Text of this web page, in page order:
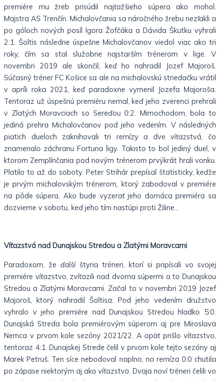
premiére mu žreb prisúdil najťažšieho súpera ako mohol.
Majstra AS Trenčín. Michalovčania sa náročného žrebu nezľakli a
po góloch nových posíl Igora Žofčáka a Dávida Škutku vyhrali
2:1. Šoltis následne úspešne Michalovčanov viedol viac ako tri
roky, čím sa stal služobne najstarším trénerom v lige. V
novembri 2019 ale skončil, keď ho nahradil Jozef Majoroš.
Súčasný tréner FC Košice sa ale na michalovskú striedačku vrátil
v apríli roka 2021, keď paradoxne vymenil Jozefa Majoroša.
Tentoraz už úspešnú premiéru nemal, keď jeho zverenci prehrali
v Zlatých Moravciach so Sereďou 0:2. Mimochodom, bola to
jediná prehra Michalovčanov pod jeho vedením. V následných
piatich dueloch zaknihovali tri remízy a dve víťazstvá, čo
znamenalo záchranu Fortuna ligy. Takisto to bol jediný duel, v
ktorom Zemplínčania pod novým trénerom prvýkrát hrali vonku.
Platilo to až do soboty. Peter Strihár prepísal štatisticky, keďže
je prvým michalovským trénerom, ktorý zabodoval v premiére
na pôde súpera. Ako bude vyzerať jeho domáca premiéra sa
dozvieme v sobotu, keď jeho tím nastúpi proti Žiline…
Víťazstvá nad Dunajskou Stredou a Zlatými Moravcami
Paradoxom, že ďalší štyria tréneri, ktorí si pripísali vo svojej
premiére víťazstvo, zvíťazili nad dvoma súpermi a to Dunajskou
Stredou a Zlatými Moravcami. Začal to v novembri 2019 Jozef
Majoroš, ktorý nahradil Šoltisa. Pod jeho vedením družstvo
vyhralo v jeho premiére nad Dunajskou Stredou hladko 5:0.
Dunajská Streda bola premiérovým súperom aj pre Miroslava
Nemca v prvom kole sezóny 2021/22. A opäť prišlo víťazstvo,
tentoraz 4:1. Dunajskej Strede čelil v prvom kole tejto sezóny aj
Marek Petruš. Ten síce nebodoval naplno, no remíza 0:0 chutila
po zápase niektorým aj ako víťazstvo. Dvaja noví tréneri čelili vo